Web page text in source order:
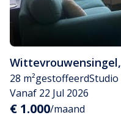
Wittevrouwensingel,
28 m²gestoffeerdStudio
Vanaf 22 Jul 2026
€ 1.000/maand